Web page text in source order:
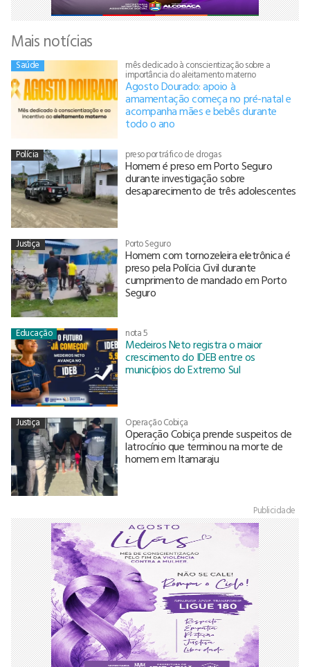
Mais notícias
Saúde mês dedicado à conscientização sobre a
importância do aleitamento materno
Agosto Dourado: apoio à
amamentação começa no pré-natal e
acompanha mães e bebês durante
todo o ano
Polícia preso por tráfico de drogas
Homem é preso em Porto Seguro
durante investigação sobre
desaparecimento de três adolescentes
Justiça Porto Seguro
Homem com tornozeleira eletrônica é
preso pela Polícia Civil durante
cumprimento de mandado em Porto
Seguro
Educação nota 5
Medeiros Neto registra o maior
crescimento do IDEB entre os
municípios do Extremo Sul
Justiça Operação Cobiça
Operação Cobiça prende suspeitos de
latrocínio que terminou na morte de
homem em Itamaraju
Publicidade